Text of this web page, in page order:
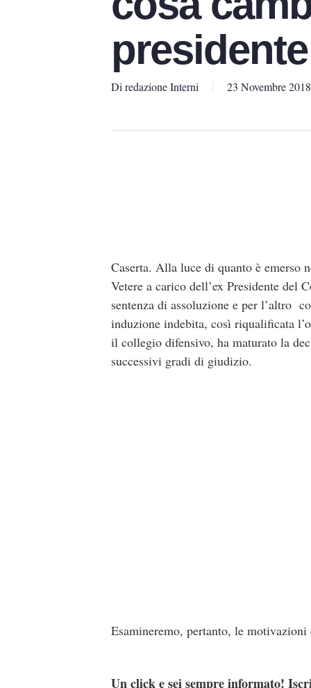
presidente
Di redazione Interni 23 Novembre 2018
Caserta. Alla luce di quanto è emerso
Vetere a carico dell’ex Presidente del
sentenza di assoluzione e per l’altro
induzione indebita, così riqualificata
il collegio difensivo, ha maturato la
successivi gradi di giudizio.
Esamineremo, pertanto, le
Un click e sei sempre informato!